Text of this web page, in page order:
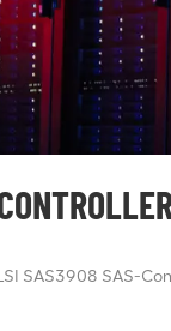
SAS3908 SAS-